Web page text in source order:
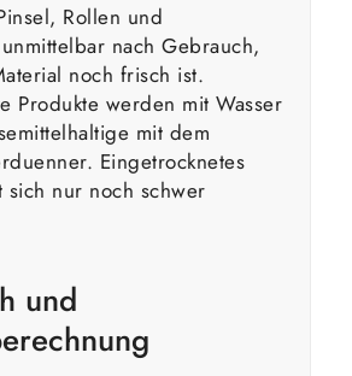
Rollen und
nach Gebrauch,
noch frisch ist.
Produkte werden mit Wasser
mit dem
Eingetrocknetes
sich nur noch schwer
und